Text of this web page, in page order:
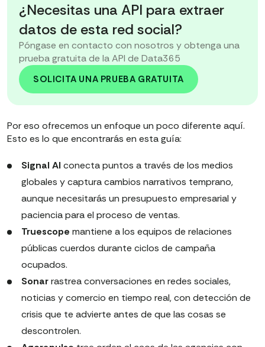
¿Necesitas una API para extraer
datos de esta red social?
Póngase en contacto con nosotros y obtenga una
prueba gratuita de la API de Data365
SOLICITA UNA PRUEBA GRATUITA
Por eso ofrecemos un enfoque un poco diferente aquí.
Esto es lo que encontrarás en esta guía:
Signal AI conecta puntos a través de los medios
globales y captura cambios narrativos temprano,
aunque necesitarás un presupuesto empresarial y
paciencia para el proceso de ventas.
Truescope mantiene a los equipos de relaciones
públicas cuerdos durante ciclos de campaña
ocupados.
Sonarrastrea conversaciones en redes sociales,
noticias y comercio en tiempo real, con detección de
crisis que te advierte antes de que las cosas se
descontrolen.